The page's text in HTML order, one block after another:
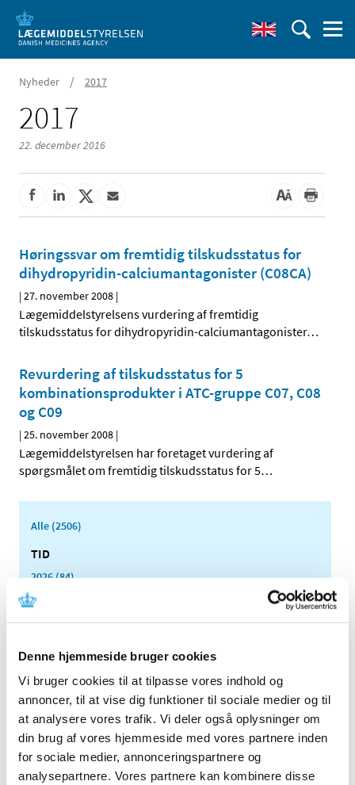
Denne hjemmeside bruger cookies
Vi bruger cookies til at tilpasse vores indhold og
annoncer, til at vise dig funktioner til sociale medier og til
at analysere vores trafik. Vi deler også oplysninger om
din brug af vores hjemmeside med vores partnere inden
for sociale medier, annonceringspartnere og
analysepartnere. Vores partnere kan kombinere disse
Nyheder / 2017
2017
22. december 2016
Høringssvar om fremtidig tilskudsstatus for
dihydropyridin-calciumantagonister (C08CA)
|27. november 2008 |
Lægemiddelstyrelsens vurdering af fremtidig
tilskudsstatus for dihydropyridin-calciumantagonister…
Revurdering af tilskudsstatus for 5
kombinationsprodukter i ATC-gruppe C07, C08
og C09
|25. november 2008 |
Lægemiddelstyrelsen har foretaget vurdering af
spørgsmålet om fremtidig tilskudsstatus for 5…
Alle (2506)
TID
2026 (84)
2025 (158)
2024 (224)
2022 (197)
2021 (516)
2020 (263)
2019 (159)
2018 (150)
2017 (167)